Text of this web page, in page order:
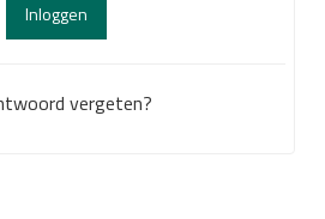
Inloggen
vergeten?